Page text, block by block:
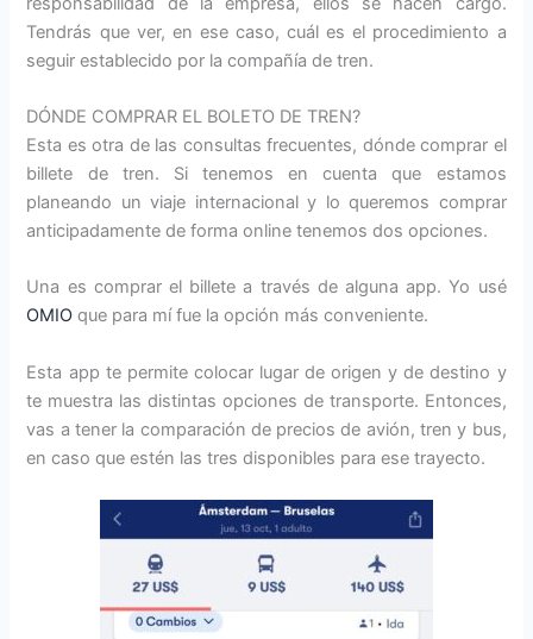
Tendrás que ver, en ese caso, cuál es el procedimiento a
seguir establecido por la compañía de tren.
DÓNDE COMPRAR EL BOLETO DE TREN?
Esta es otra de las consultas frecuentes, dónde comprar el
billete de tren. Si tenemos en cuenta que estamos
planeando un viaje internacional y lo queremos comprar
anticipadamente de forma online tenemos dos opciones.
Una es comprar el billete a través de alguna app. Yo usé
OMIO que para mí fue la opción más conveniente.
Esta app te permite colocar lugar de origen y de destino y
te muestra las distintas opciones de transporte. Entonces,
vas a tener la comparación de precios de avión, tren y bus,
en caso que estén las tres disponibles para ese trayecto.